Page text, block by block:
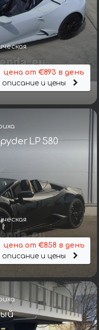
цена от €893 в день
описание и цены
LP 580
с.
цена от €858 в день
описание и цены